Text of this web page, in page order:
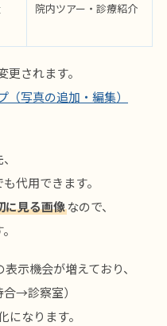
院内ツアー・診療紹介
されます。
写真の追加・編集）
代用できます。
に見る画像なので、
示機会が増えており、
→診察室）
になります。